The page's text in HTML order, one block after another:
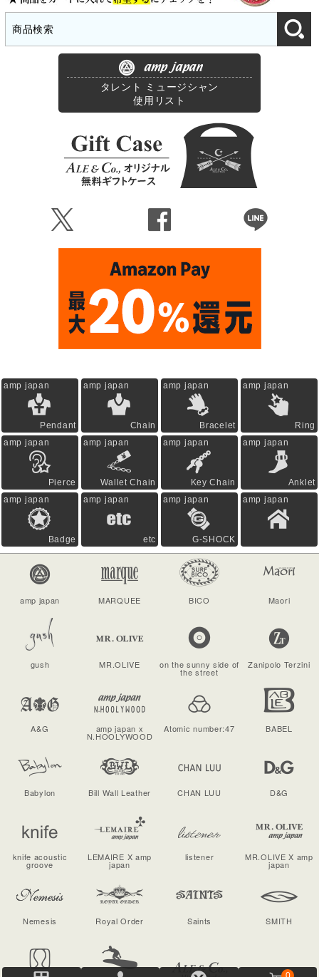
amp japan
タレント ミュージシャン
使用リスト
Ü Û Þ
amp japan
Pendant
amp japan
Chain
amp japan
Bracelet
amp japan
Ring
amp japan
Pierce
amp japan
Wallet Chain
amp japan
Key Chain
amp japan
Anklet
amp japan
Badge
amp japan
etc
amp japan
G-SHOCK
amp japan
amp japan MARQUEE BICO Maori
gush MR.OLIVE on the sunny side of
the street
Zanipolo Terzini
A&G amp japan x
N.HOOLYWOOD
Atomic number:47 BABEL
Babylon Bill Wall Leather CHAN LUU D&G
knife acoustic
groove
LEMAIRE X amp
japan
listener MR.OLIVE X amp
japan
Nemesis Royal Order Saints SMITH